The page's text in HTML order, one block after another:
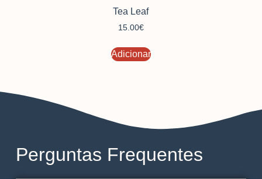
Tea Leaf
15.00€
Adicionar
Perguntas Frequentes